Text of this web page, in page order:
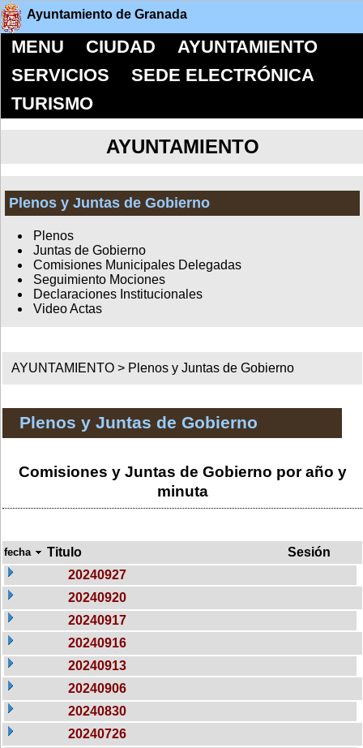
Ayuntamiento de Granada
MENU CIUDAD
AYUNTAMIENTO
SERVICIOS
SEDE ELECTRÓNICA
TURISMO
AYUNTAMIENTO
Plenos y Juntas de Gobierno
Plenos
Juntas de Gobierno
Comisiones Municipales Delegadas
Seguimiento Mociones
Declaraciones Institucionales
Video Actas
AYUNTAMIENTO > Plenos y Juntas de Gobierno
Plenos y Juntas de Gobierno
Comisiones y Juntas de Gobierno por año y
minuta
fecha Titulo
Sesión
20240927
20240920
20240917
20240916
20240913
20240906
20240830
20240726